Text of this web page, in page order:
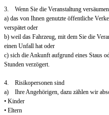
3. Wenn Sie die Veranstaltung
a) das von Ihnen genutzte öffentliche
verspätet oder
b) weil das Fahrzeug, mit dem Sie die
einen Unfall hat oder
c) sich die Ankunft aufgrund eines Staus
Stunden verzögert.
4. Risikopersonen sind
a) Ihre Angehörigen, dazu zählen wir
• Kinder
• Eltern